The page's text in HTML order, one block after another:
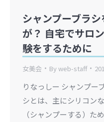
シャンプーブラ
が？ 自宅でサロ
験をするために
女美会 Byweb-staff
りなっしー シャンプー
シとは、主にシリコン
（シャンプーする）た